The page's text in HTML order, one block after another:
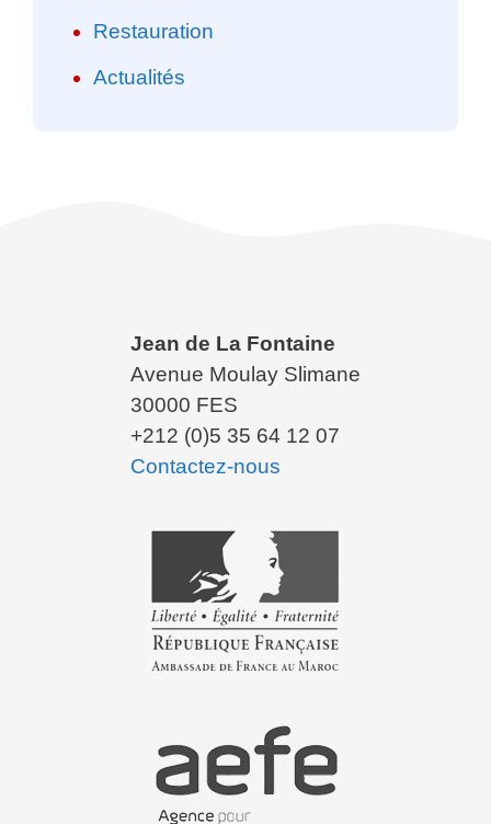
Restauration
Actualités
Jean de La Fontaine
Avenue Moulay Slimane
30000 FES
+212 (0)5 35 64 12 07
Contactez-nous